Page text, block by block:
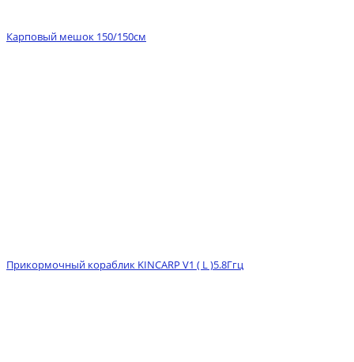
Карповый мешок 150/150см
Прикормочный кораблик KINCARP V1 ( L )5.8Ггц